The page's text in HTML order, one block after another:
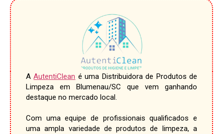
AAutentiClean é uma Distribuidora de Produtos de
Limpeza em Blumenau/SC que vem ganhando
destaque no mercado local.
Com uma equipe de profissionais qualificados e
uma ampla variedade de produtos de limpeza, a